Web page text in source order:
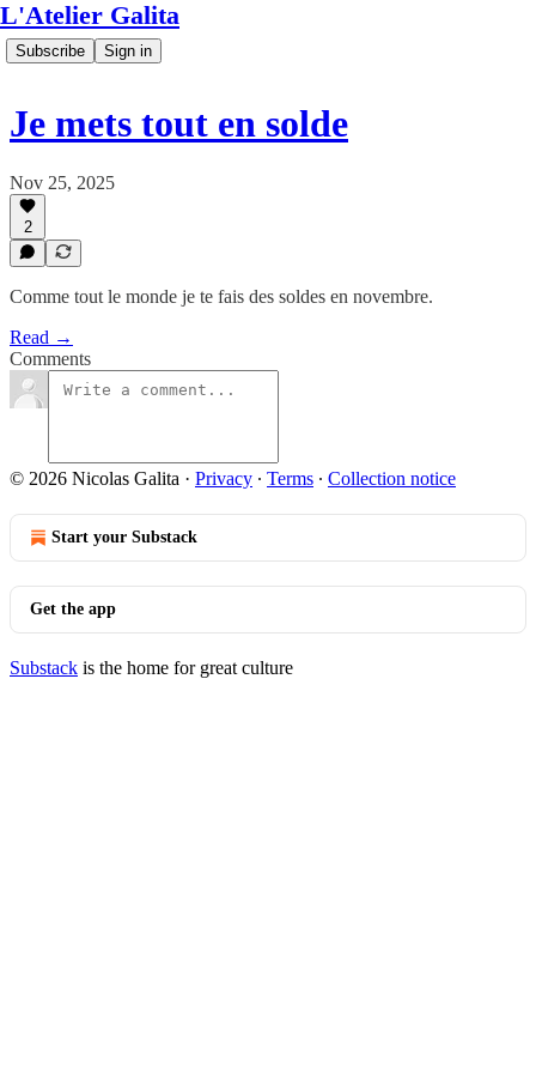
L'Atelier Galita
Subscribe Sign in
Je mets tout en solde
Nov 25, 2025
2
Comme tout le monde je te fais des soldes en novembre.
Read →
Comments
© 2026 Nicolas Galita · Privacy ∙ Terms ∙ Collection notice
Start your Substack
Get the app
Substack is the home for great culture